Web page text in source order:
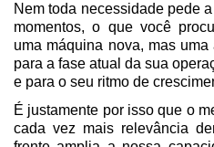
Nem toda necessidade pede
momentos, o que você
uma máquina nova, mas
para a fase atual da sua
e para o seu ritmo de
É justamente por isso que o
cada vez mais relevância